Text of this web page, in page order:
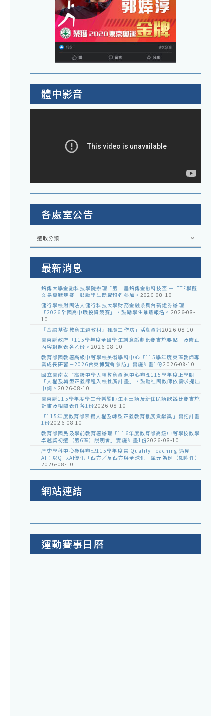
體中影音
各處室公告
各
室
選取分類
最新消息
銘傳大學金融科技學院辦理「第二屆銘傳金融科技盃 － ETF模擬
交易實戰競賽」鼓勵學生踴躍報名參加。 2026-08-10
健行學校財團法人健行科技大學財務金融系與台新證券辦理
「2026全國高中職投資競賽」，鼓勵學生踴躍報名。 2026-08-
10
『金融基礎教育主題教材』推廣工作坊」活動資訊2026-08-10
臺東縣政府「115學年度全國學生創意戲劇比賽實施要點」及修正
內容對照表各乙份。 2026-08-10
教育部國教署高級中等學校美術學科中心「115學年度東區教師專
業成長研習－2026台東博覽會參訪」實施計畫1份2026-08-10
國立臺南女子高級中學人權教育資源中心辦理115學年度上學期
「人權及轉型正義課程入校推廣計畫」，鼓勵社團教師依需求提出
申請。2026-08-10
臺東縣115學年度學生音樂暨師生本土語及新住民語歌謠比賽實施
計畫及相關表件各1份2026-08-10
「115年度教育部表揚人權及轉型正義教育推展貢獻獎」實施計畫
1份2026-08-10
教育部國民及學前教育署辦理「116年度教育部高級中等學校教學
卓越獎初選（第6區）說明會」實施計畫1份2026-08-10
歷史學科中心參與辦理115學年度當 Quality Teaching 遇見
AI：以QTxAI優化「西方／反西方與全球化」單元為例（如附件）
2026-08-10
網站連結
運動賽事日曆